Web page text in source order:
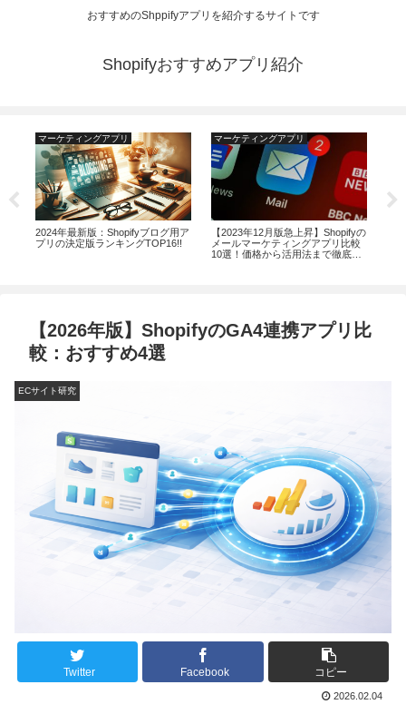
おすすめのShppifyアプリを紹介するサイトです
Shopifyおすすめアプリ紹介
マーケティングアプリ
2024年最新版：Shopifyブログ用ア
プリの決定版ランキングTOP16!!
マーケティングアプリ
【2023年12月版急上昇】Shopifyの
メールマーケティングアプリ比較
10選！価格から活用法まで徹底解
【2026年版】ShopifyのGA4連携アプリ比
較：おすすめ4選
ECサイト研究
Twitter Facebook コピー
2026.02.04